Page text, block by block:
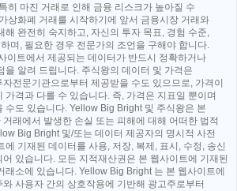
히 마진 거래로 인해 금융 리스크가 높아질 수
상화폐 거래를 시작하기에 앞서 금융시장 거래와
해 완전히 숙지하고, 자신의 투자 목표, 경험 수준,
며, 필요한 경우 전문가의 조언을 구해야 합니다.
이트에서 제공되는 데이터가 반드시 정확하거나
을 알려 드립니다. 주식왕의 데이터 및 가격은
전문기관으로부터 제공받을 수도 있으므로, 가격이
가격과 다를 수 있습니다. 즉, 가격은 지표일 뿐이며
수도 있습니다. Yellow Big Bright 및 주식왕은 본
래에서 발생한 손실 또는 피해에 대해 어떠한 법적
Big Bright 및/또는 데이터 제공자의 명시적 사전
에 기재된 데이터를 사용, 저장, 복제, 표시, 수정, 송신
있습니다. 모든 지적재산권은 본 웹사이트에 기재된
래소에 있습니다. Yellow Big Bright 는 본 웹사이트에
사용자 간의 상호작용에 기반해 광고주로부터